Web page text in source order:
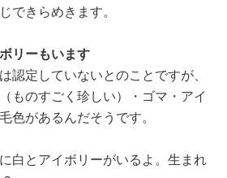
できらめきます。
リーもいます
認定していないとのことですが、
ものすごく珍しい）・ゴマ・アイ
色があるんだそうです。
白とアイボリーがいるよ。生まれ